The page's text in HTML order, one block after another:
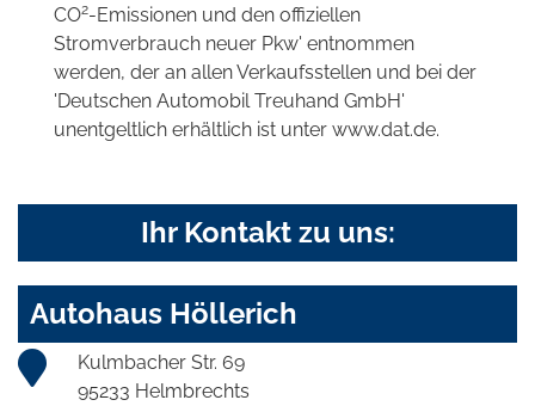
CO2-Emissionen und den offiziellen
Stromverbrauch neuer Pkw' entnommen
werden, der an allen Verkaufsstellen und bei der
'Deutschen Automobil Treuhand GmbH'
unentgeltlich erhältlich ist unter www.dat.de.
Ihr Kontakt zu uns:
Autohaus Höllerich
Kulmbacher Str. 69
95233 Helmbrechts